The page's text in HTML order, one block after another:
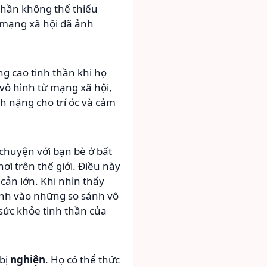
không thể thiếu
xã hội đã ảnh
cao tinh thần khi họ
hình từ mạng xã hội,
nặng cho trí óc và cảm
với bạn bè ở bất
trên thế giới. Điều này
lớn. Khi nhìn thấy
vào những so sánh vô
khỏe tinh thần của
nghiện. Họ có thể thức